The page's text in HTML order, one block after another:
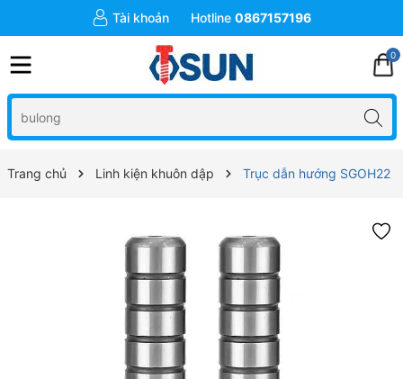
Tài khoản Hotline 0867157196
0
Trang chủ Linh kiện khuôn dập Trục dẫn hướng SGOH22